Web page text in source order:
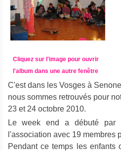
Cliquez sur l'image pour ouvrir
l'album dans une autre fenêtre
C'est dans les Vosges à
nous sommes retrouvés pour
23 et 24 octobre 2010.
Le week end a débuté par
l'association avec 19 membres
Pendant ce temps les enfants